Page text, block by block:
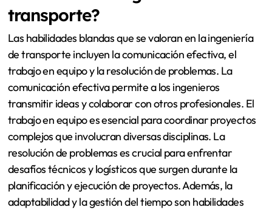
transporte?
Las habilidades blandas que se valoran en la ingeniería
de transporte incluyen la comunicación efectiva, el
trabajo en equipo y la resolución de problemas. La
comunicación efectiva permite a los ingenieros
transmitir ideas y colaborar con otros profesionales. El
trabajo en equipo es esencial para coordinar proyectos
complejos que involucran diversas disciplinas. La
resolución de problemas es crucial para enfrentar
desafíos técnicos y logísticos que surgen durante la
planificación y ejecución de proyectos. Además, la
adaptabilidad y la gestión del tiempo son habilidades